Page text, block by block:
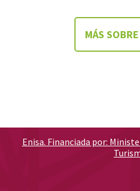
MÁS
Enisa. Financiada por: